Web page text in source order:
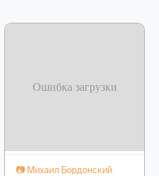
📷 Михаил Бордонский